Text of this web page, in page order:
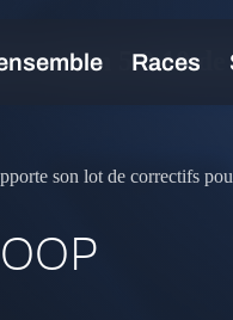
version 5.0.10
son lot de correctifs